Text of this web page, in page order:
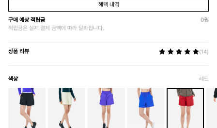
혜택 내역
구매 예상 적립금 0원
적립금은 실제 결제 금액에 따라 달라집니다.
상품 리뷰 (14)
색상 레드